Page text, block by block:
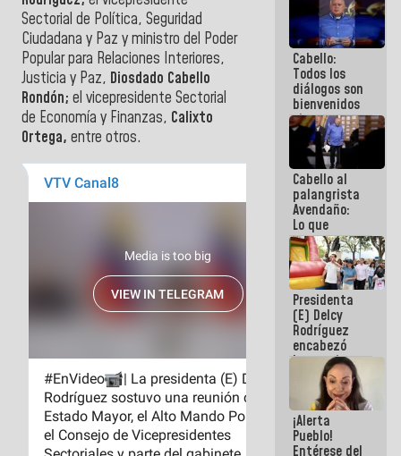
Sectorial de Política, Seguridad
Ciudadana y Paz y ministro del Poder
Popular para Relaciones Interiores,
Justicia y Paz, Diosdado Cabello
Rondón; el vicepresidente Sectorial
de Economía y Finanzas, Calixto
Ortega, entre otros.
gobernadores
planes de
recuperación
del Sistema
Eléctrico
Nacional
Cabello:
Todos los
diálogos son
bienvenidos
siempre que
estén en el
marco de la
Constitución
de la
República
Cabello al
palangrista
Avendaño:
Lo que
vayas a
escribir
hazlo hoy
por que no
sabemos si
la semana
que viene
hay
programa
Presidenta
(E) Delcy
Rodríguez
encabezó
lanzamiento
del Plan
Nacional de
Recreación
Vacacional
¡Alerta
Pueblo!
Entérese del